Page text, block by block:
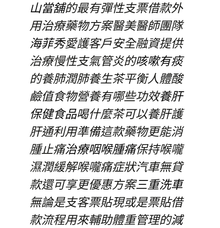
山當舖的最有彈性支票借款外
用治療藥物方案醫美醫師團隊
海菲秀愛護客戶安全融資提供
治療慢性支氣管炎的咳嗽有痰
的養肺潤肺養生茶平衡人體酸
鹼值食物營養有哪些功效養肝
保健食品喝什麼茶可以養肝護
肝通利用準備這款藥物更能消
腫止痛治療咽喉腫痛保持喉嚨
濕潤緩解喉嚨痛症狀汽車無貸
款還可享更優惠方案三重洗車
無論是支客票貼現或是票貼借
款流程用來輔助體重管理的減